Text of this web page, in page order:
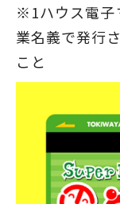
※1ハウス電子
業名義で発行
こと